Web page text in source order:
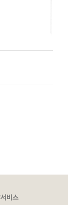
비스